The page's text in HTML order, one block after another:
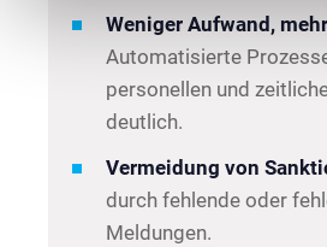
Weniger Aufwand,
Automatisierte
personellen und
deutlich.
Vermeidung von
durch fehlende oder
Meldungen.